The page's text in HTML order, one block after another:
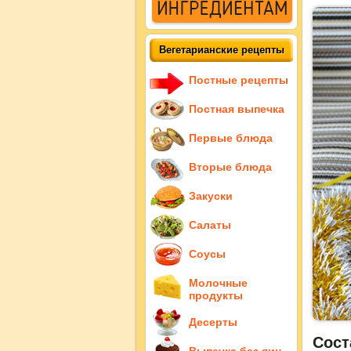
Вегетарианские рецепты
Постные рецепты
Постная выпечка
Первые блюда
Вторые блюда
Закуски
Салаты
Соусы
Молочные
продукты
Десерты